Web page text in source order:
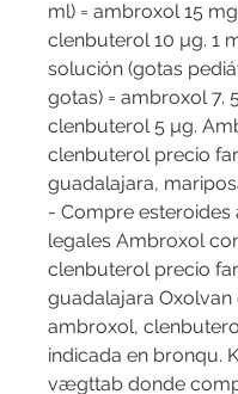
ml) = ambroxol 15
clenbuterol 10 µg. 1
solución (gotas
gotas) = ambroxol 7.
clenbuterol 5 µg.
clenbuterol precio
guadalajara,
- Compre esteroides
legales Ambroxol
clenbuterol precio
guadalajara Oxolvan
ambroxol,
indicada en bronqu.
vægttab donde